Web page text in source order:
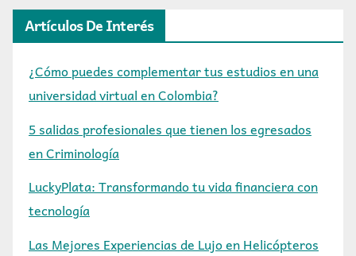
Artículos De Interés
¿Cómo puedes complementar tus estudios en una
universidad virtual en Colombia?
5 salidas profesionales que tienen los egresados
en Criminología
LuckyPlata: Transformando tu vida financiera con
tecnología
Las Mejores Experiencias de Lujo en Helicópteros